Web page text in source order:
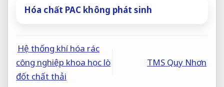
Hóa chất PAC không phát sinh
Hệ thống khí hóa rác
công nghiệp khoa học lò
đốt chất thải
TMS Quy Nhơn